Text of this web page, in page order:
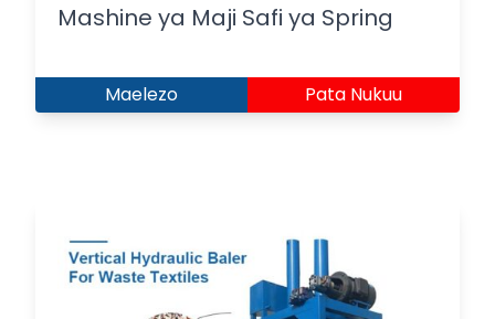
Mashine ya Maji Safi ya Spring
Maelezo Pata Nukuu